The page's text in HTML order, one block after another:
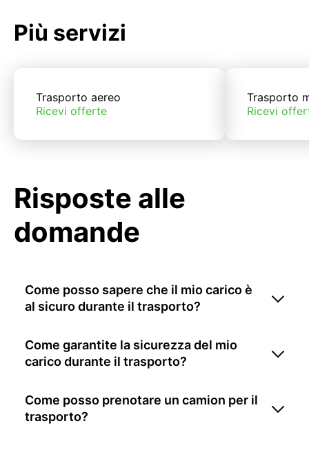
Più servizi
Trasporto aereo
Ricevi offerte
Trasporto
Ricevi
Risposte alle
domande
Come posso sapere che il mio carico è
al sicuro durante il trasporto?
Come garantite la sicurezza del mio
carico durante il trasporto?
Come posso prenotare un camion per il
trasporto?